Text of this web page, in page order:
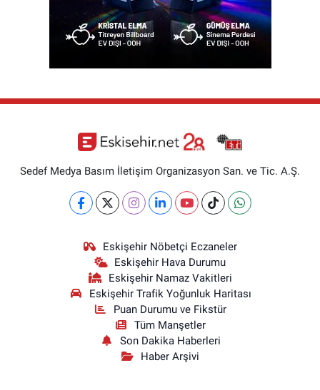
Sedef Medya Basım İletişim Organizasyon San. ve Tic. A.Ş.
Eskişehir Nöbetçi Eczaneler
Eskişehir Hava Durumu
Eskişehir Namaz Vakitleri
Eskişehir Trafik Yoğunluk Haritası
Puan Durumu ve Fikstür
Tüm Manşetler
Son Dakika Haberleri
Haber Arşivi